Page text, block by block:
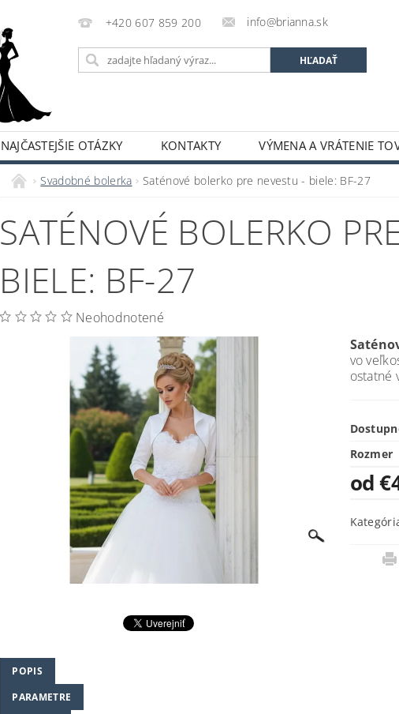
+420 607 859 200 info@brianna.sk
NAJČASTEJŠIE OTÁZKY KONTAKTY
VÝMENA A VRÁTENIE
Svadobné bolerka Saténové bolerko pre nevestu - biele: BF-27
SATÉNOVÉ BOLERKO
BIELE: BF-27
Neohodnotené
vo
ostatné
Rozmer
od
POPIS
PARAMETRE